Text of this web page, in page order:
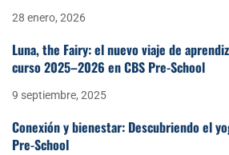
28 enero, 2026
Luna, the Fairy: el nuevo viaje de
curso 2025–2026 en CBS Pre-School
9 septiembre, 2025
Conexión y bienestar: Descubriendo el
Pre-School